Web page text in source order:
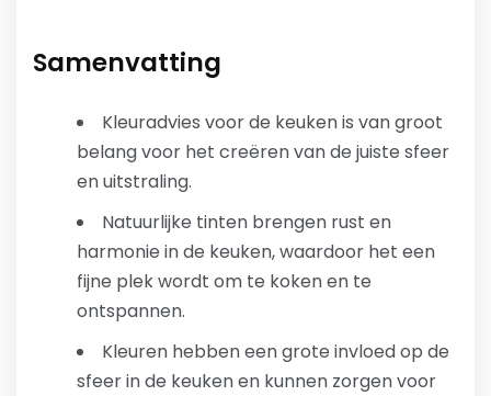
Samenvatting
Kleuradvies voor de keuken is van groot
belang voor het creëren van de juiste sfeer
en uitstraling.
Natuurlijke tinten brengen rust en
harmonie in de keuken, waardoor het een
fijne plek wordt om te koken en te
ontspannen.
Kleuren hebben een grote invloed op de
sfeer in de keuken en kunnen zorgen voor